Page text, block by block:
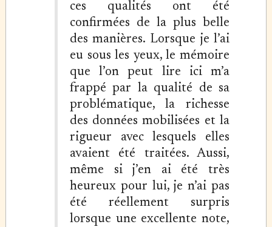
ces qualités ont été
confirmées de la plus belle
des manières. Lorsque je l’ai
eu sous les yeux, le mémoire
que l’on peut lire ici m’a
frappé par la qualité de sa
problématique, la richesse
des données mobilisées et la
rigueur avec lesquels elles
avaient été traitées. Aussi,
même si j’en ai été très
heureux pour lui, je n’ai pas
été réellement surpris
lorsque une excellente note,